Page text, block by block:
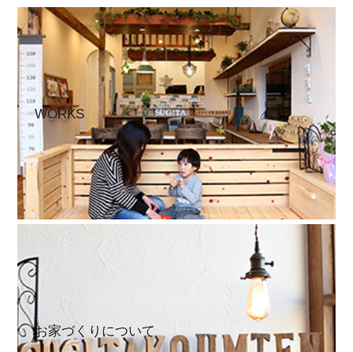
WORKS
お家づくりについて